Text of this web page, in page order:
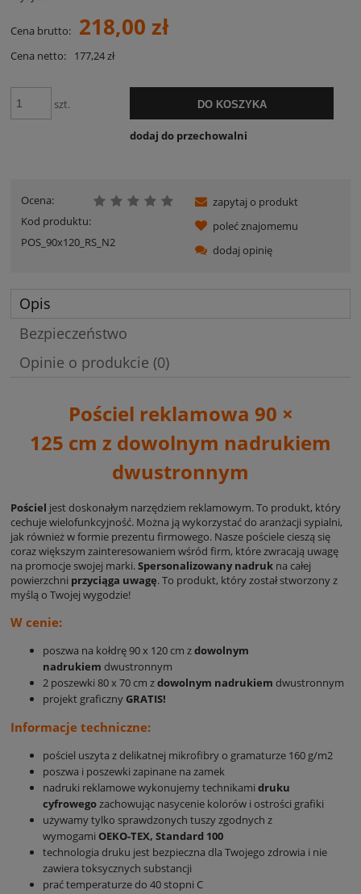
Cena brutto: 218,00 zł
Cena netto: 177,24 zł
szt. DO KOSZYKA
dodaj do przechowalni
Ocena:
Kod produktu:
POS_90x120_RS_N2
zapytaj o produkt
poleć znajomemu
dodaj opinię
Opis
Bezpieczeństwo
Opinie o produkcie (0)
Pościel reklamowa 90 ×
125 cm z dowolnym nadrukiem
dwustronnym
Pościel jest doskonałym narzędziem reklamowym. To produkt, który
cechuje wielofunkcyjność. Można ją wykorzystać do aranżacji sypialni,
jak również w formie prezentu firmowego. Nasze pościele cieszą się
coraz większym zainteresowaniem wśród firm, które zwracają uwagę
na promocje swojej marki. Spersonalizowany nadruk na całej
powierzchni przyciąga uwagę. To produkt, który został stworzony z
myślą o Twojej wygodzie!
W cenie:
poszwa na kołdrę 90 x 120 cm zdowolnym
nadrukiem dwustronnym
2 poszewki 80 x 70 cm zdowolnym nadrukiem dwustronnym
projekt graficznyGRATIS!
Informacje techniczne:
pościel uszyta z delikatnej mikrofibry o gramaturze 160 g/m2
poszwa i poszewki zapinane na zamek
nadruki reklamowe wykonujemy technikami druku
cyfrowegozachowując nasycenie kolorów i ostrości grafiki
używamy tylko sprawdzonych tuszy zgodnych z
wymogami OEKO-TEX, Standard 100
technologia druku jest bezpieczna dla Twojego zdrowia i nie
zawiera toksycznych substancji
prać temperaturze do 40 stopni C